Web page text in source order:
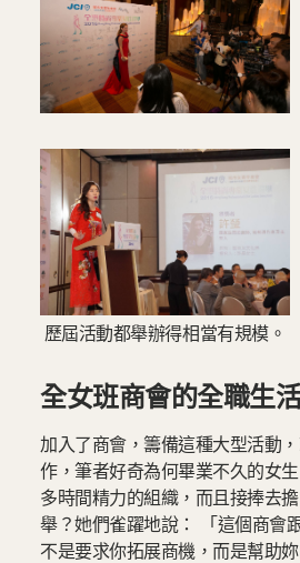
歷屆活動都舉辦得相當有規模。
全女班商會的全職生
加入了商會，籌備這種大型活動
作，筆者好奇為何畢業不久的女
多時間精力的組織，而且接捧去
舉？她們雀躍地說： 「這個商會
不是要求你拓展商機，而是幫助